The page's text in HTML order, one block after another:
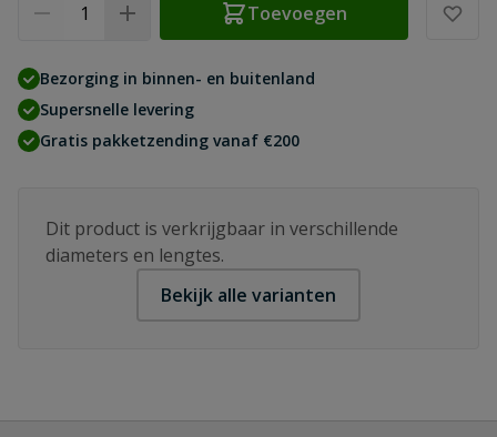
Toevoegen
Bezorging in binnen- en buitenland
Supersnelle levering
Gratis pakketzending vanaf €200
Dit product is verkrijgbaar in verschillende
diameters en lengtes.
Bekijk alle varianten